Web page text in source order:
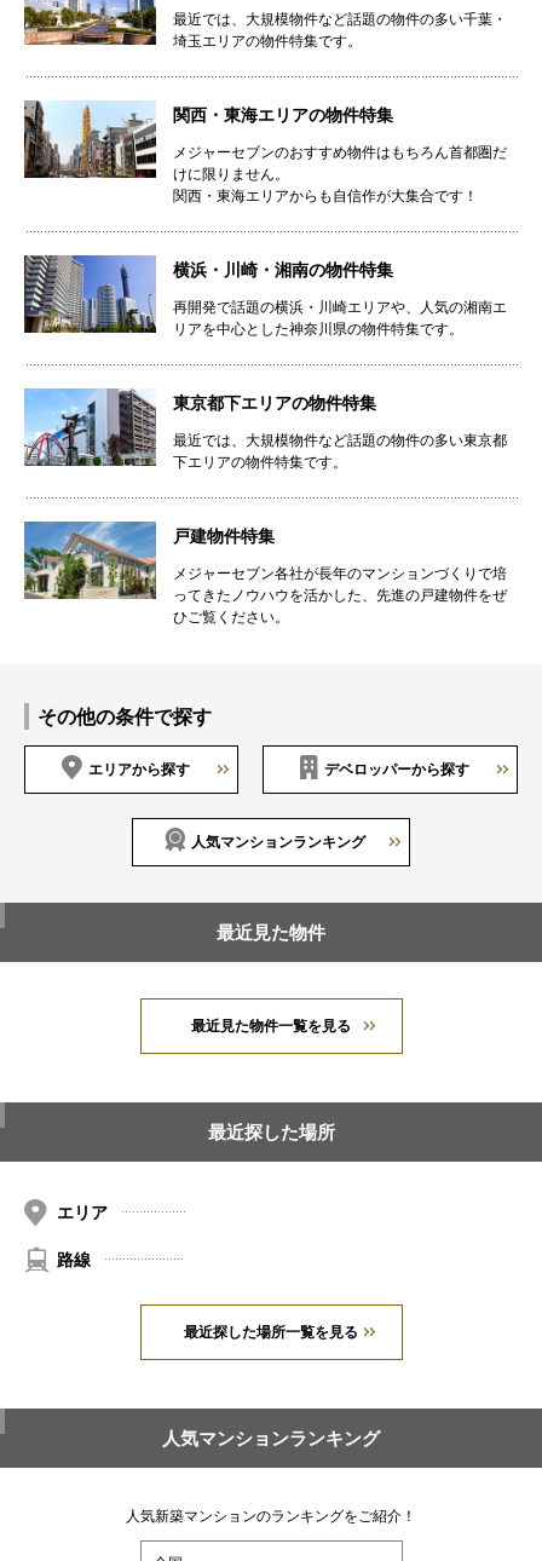
最近では、大規模物件など話題の物件の多い千葉・
埼玉エリアの物件特集です。
関西・東海エリアの物件特集
メジャーセブンのおすすめ物件はもちろん首都圏だ
けに限りません。
関西・東海エリアからも自信作が大集合です！
横浜・川崎・湘南の物件特集
再開発で話題の横浜・川崎エリアや、人気の湘南エ
リアを中心とした神奈川県の物件特集です。
東京都下エリアの物件特集
最近では、大規模物件など話題の物件の多い東京都
下エリアの物件特集です。
戸建物件特集
メジャーセブン各社が長年のマンションづくりで培
ってきたノウハウを活かした、先進の戸建物件をぜ
ひご覧ください。
その他の条件で探す
エリアから探す デベロッパーから探す
人気マンションランキング
最近見た物件
最近見た物件一覧を見る
最近探した場所
エリア
路線
最近探した場所一覧を見る
人気マンションランキング
人気新築マンションのランキングをご紹介！